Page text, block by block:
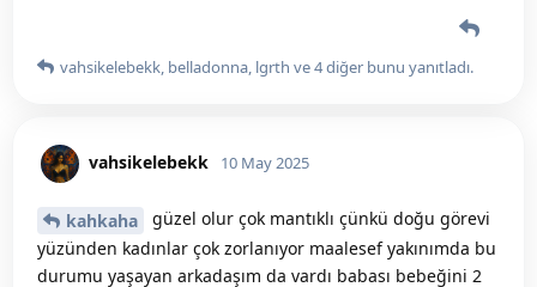
vahsikelebekk, belladonna, lgrth ve4diğer bunu yanıtladı.
vahsikelebekk 10 May 2025
kahkaha
güzel olur çok mantıklı çünkü doğu görevi
yüzünden kadınlar çok zorlanıyor maalesef yakınımda bu
durumu yaşayan arkadaşım da vardı babası bebeğini 2